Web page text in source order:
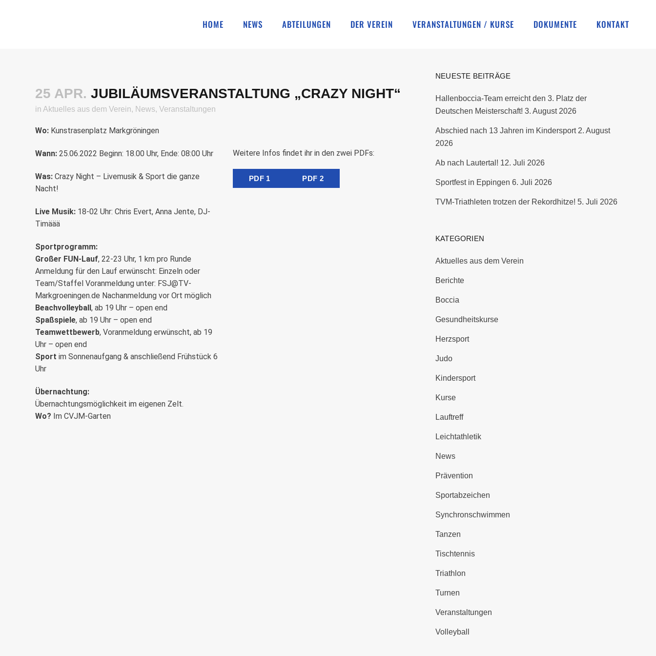
HOME NEWS ABTEILUNGEN DER VEREIN VERANSTALTUNGEN / KURSE DOKUMENTE KONTAKT
25 APR. JUBILÄUMSVERANSTALTUNG „CRAZY NIGHT“
in Aktuelles aus dem Verein, News, Veranstaltungen
Wo: Kunstrasenplatz Markgröningen
Wann: 25.06.2022 Beginn: 18.00 Uhr, Ende: 08:00 Uhr
Was: Crazy Night – Livemusik & Sport die ganze
Nacht!
Live Musik: 18-02 Uhr: Chris Evert, Anna Jente, DJ-
Timäää
Sportprogramm:
Großer FUN-Lauf, 22-23 Uhr, 1 km pro Runde
Anmeldung für den Lauf erwünscht: Einzeln oder
Team/Staffel Voranmeldung unter: FSJ@TV-
Markgroeningen.de Nachanmeldung vor Ort möglich
Beachvolleyball, ab 19 Uhr – open end
Spaßspiele, ab 19 Uhr – open end
Teamwettbewerb, Voranmeldung erwünscht, ab 19
Uhr – open end
Sport im Sonnenaufgang & anschließend Frühstück 6
Uhr
Übernachtung:
Übernachtungsmöglichkeit im eigenen Zelt.
Wo? Im CVJM-Garten
Weitere Infos findet ihr in den zwei PDFs:
PDF 1 PDF 2
NEUESTE BEITRÄGE
Hallenboccia-Team erreicht den 3. Platz der
Deutschen Meisterschaft! 3. August 2026
Abschied nach 13 Jahren im Kindersport 2. August
2026
Ab nach Lautertal! 12. Juli 2026
Sportfest in Eppingen 6. Juli 2026
TVM-Triathleten trotzen der Rekordhitze! 5. Juli 2026
KATEGORIEN
Aktuelles aus dem Verein
Berichte
Boccia
Gesundheitskurse
Herzsport
Judo
Kindersport
Kurse
Lauftreff
Leichtathletik
News
Prävention
Sportabzeichen
Synchronschwimmen
Tanzen
Tischtennis
Triathlon
Turnen
Veranstaltungen
Volleyball